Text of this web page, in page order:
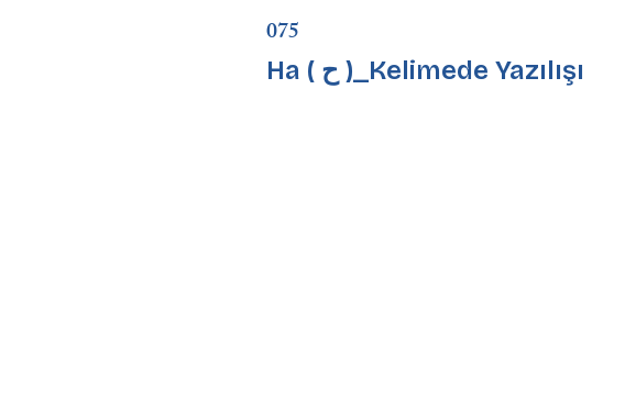
075
Ha ( ح )_Kelimede Yazılışı